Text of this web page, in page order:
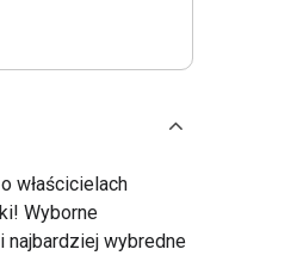
właścicielach
Wyborne
najbardziej wybredne